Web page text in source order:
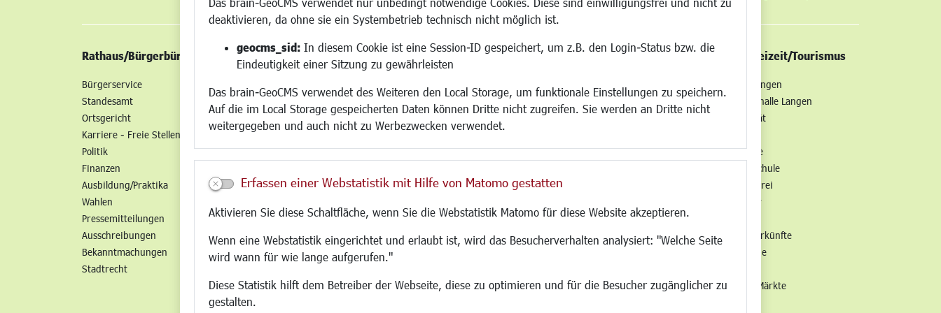
deaktivieren, da ohne sie ein Systembetrieb technisch nicht möglich ist.
geocms_sid: In diesem Cookie ist eine Session-ID gespeichert, um z.B. den Login-Status bzw. die
Eindeutigkeit einer Sitzung zu gewährleisten
Das brain-GeoCMS verwendet des Weiteren den Local Storage, um funktionale Einstellungen zu speichern.
Auf die im Local Storage gespeicherten Daten können Dritte nicht zugreifen. Sie werden an Dritte nicht
weitergegeben und auch nicht zu Werbezwecken verwendet.
Erfassen einer Webstatistik mit Hilfe von Matomo gestatten
Aktivieren Sie diese Schaltfläche, wenn Sie die Webstatistik Matomo für diese Website akzeptieren.
Wenn eine Webstatistik eingerichtet und erlaubt ist, wird das Besucherverhalten analysiert: "Welche Seite
wird wann für wie lange aufgerufen."
Diese Statistik hilft dem Betreiber der Webseite, diese zu optimieren und für die Besucher zugänglicher zu
gestalten.
Rathaus/Bürgerbüro
Bürgerservice
Standesamt
Ortsgericht
Karriere - Freie Stellen
Politik
Finanzen
Ausbildung/Praktika
Wahlen
Pressemitteilungen
Ausschreibungen
Bekanntmachungen
Stadtrecht
Wirtschaft/Stadtentwicklung
Gewerbeflächen und Immobilien
Handel und Gastronomie
Fairer Handel
Netzwerke
Glasfaserausbau
Newsletter
Familie/Soziales
Senioren/Haltestelle
Schule
Demokratie leben
Ukrainehilfe
Bauen/Umwelt/Mobilität
Aktuelle Baustellen
CINDY S
Kultur/Freizeit/Tourismus
Veranstaltungen
Neue Stadthalle Langen
Stadtporträt
Musikschule
Volkshochschule
Stadtbücherei
Stadtarchiv
Hotels/Unterkünfte
Gastronomie
Feste und Märkte